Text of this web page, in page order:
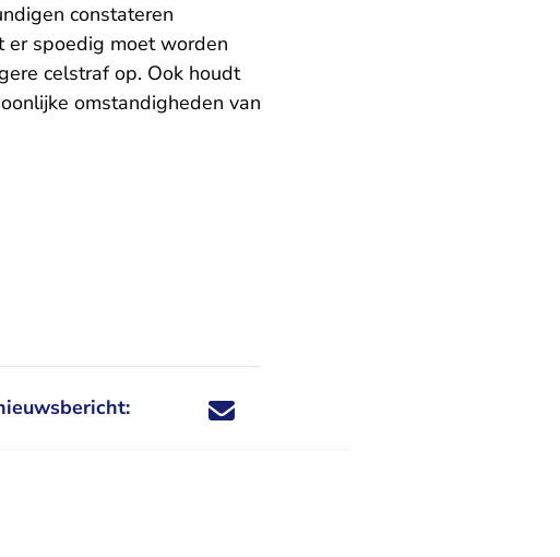
constateren
er spoedig moet worden
celstraf op. Ook houdt
omstandigheden van
Deel dit nieuwsbericht via X - U verlaat
Deel dit nieuwsbericht via Facebook - U
Deel dit nieuwsbericht via e-mail
Deel dit nieuwsbericht via LinkedIn - U